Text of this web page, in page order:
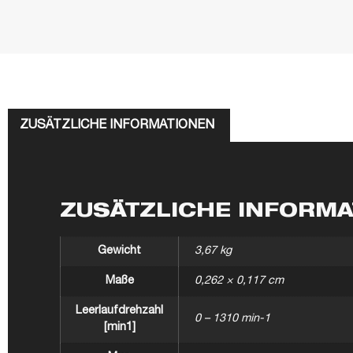
ZUSÄTZLICHE INFORMATIONEN
ZUSÄTZLICHE
Gewicht 3,67 kg
Maße 0,262 × 0,117 cm
Leerlaufdrehzahl
[min1]
0 – 1310 min-1